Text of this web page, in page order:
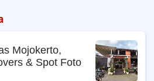
Mojokerto,
& Spot Foto